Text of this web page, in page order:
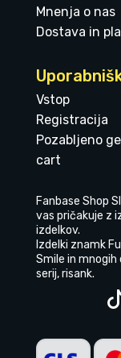
Mnenja o nas
Dostava in
Vstop
Registracija
Pozabljeno
cart
Fanbase Shop
vas pričakuje z
izdelkov.
Izdelki znamk
Smile in mnogih
serij, risank.